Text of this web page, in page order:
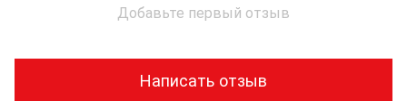
Добавьте первый отзыв
Написать отзыв